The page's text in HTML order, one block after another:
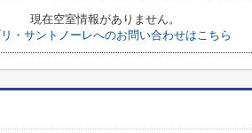
現在空室情報がありません。
リ・サントノーレへのお問い合わせはこちら